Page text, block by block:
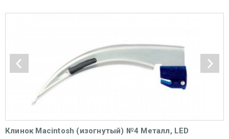
Клинок Macintosh (изогнутый) №4 Металл, LED